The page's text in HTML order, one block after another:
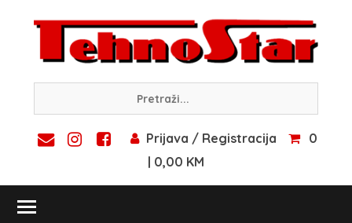
content
Prijava / Registracija
0
| 0,00 KM